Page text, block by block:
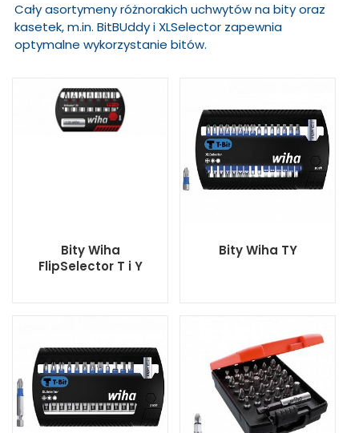
Cały asortymeny różnorakich uchwytów na bity oraz
kasetek, m.in. BitBUddy i XLSelector zapewnia
optymalne wykorzystanie bitów.
Bity Wiha
FlipSelector T i Y
Bity Wiha TY